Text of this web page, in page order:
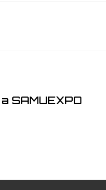
SAMUEXPO